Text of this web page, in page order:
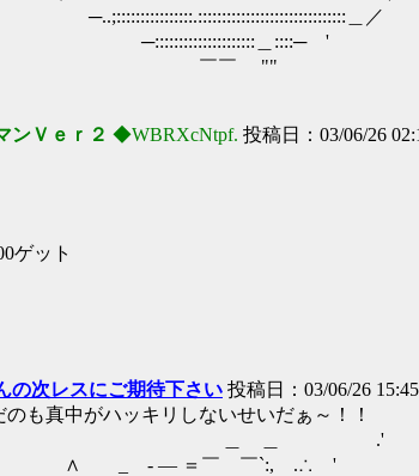
＿::::─ '
￣ ""
ンＶｅｒ２ ◆WBRXcNtpf. 投稿日：03/06/26
ット
の次レスにご期待下さい 投稿日：03/06/26
のも真中がハッキリしないせいだぁ～！！
.' ， ．∧
＝￣ ￣`:, .∴ ' 《 TД